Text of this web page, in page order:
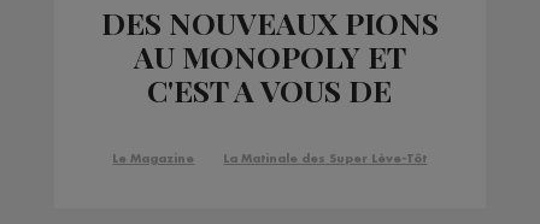
DES NOUVEAUX PIONS
AU MONOPOLY ET
C'EST A VOUS DE
Le Magazine La Matinale des Super Lève-Tôt